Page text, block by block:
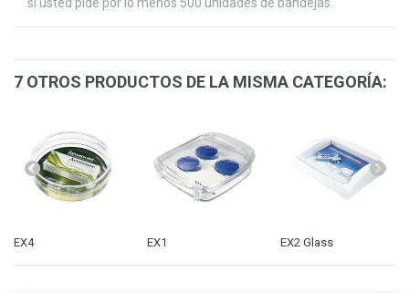
7 OTROS PRODUCTOS DE LA MISMA CATEGORÍA:
EX4 EX1 EX2 Glass